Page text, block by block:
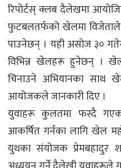
रिपोर्टस् क्लब दैलेखमा
फुटबलतर्फको खेलमा
पाउनेछन् । यही असोज ३०
विभिन्न खेलहरू हुनेछन् ।
चिनाउने अभियानका साथ
आयोजकले जानकारी दिए ।
युवाहरू कुलतमा फस्दै
आकर्षित गर्नका लागि खेल
युथका संयोजक प्रेमबहादुर